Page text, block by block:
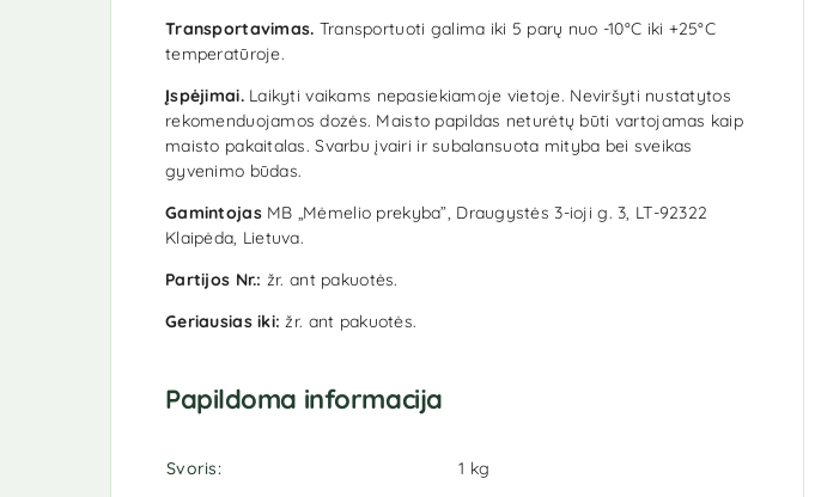
Transportavimas. Transportuoti galima iki 5 parų nuo -10°C iki +25°C
temperatūroje.
Įspėjimai. Laikyti vaikams nepasiekiamoje vietoje. Neviršyti nustatytos
rekomenduojamos dozės. Maisto papildas neturėtų būti vartojamas kaip
maisto pakaitalas. Svarbu įvairi ir subalansuota mityba bei sveikas
gyvenimo būdas.
Gamintojas MB „Mėmelio prekyba”, Draugystės 3-ioji g. 3, LT-92322
Klaipėda, Lietuva.
Partijos Nr.: žr. ant pakuotės.
Geriausias iki:žr. ant pakuotės.
Papildoma informacija
Svoris 1 kg